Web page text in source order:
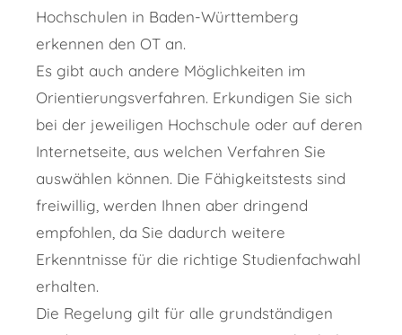
Hochschulen in Baden-Württemberg
erkennen den OT an.
Es gibt auch andere Möglichkeiten im
Orientierungsverfahren. Erkundigen Sie sich
bei der jeweiligen Hochschule oder auf deren
Internetseite, aus welchen Verfahren Sie
auswählen können. Die Fähigkeitstests sind
freiwillig, werden Ihnen aber dringend
empfohlen, da Sie dadurch weitere
Erkenntnisse für die richtige Studienfachwahl
erhalten.
Die Regelung gilt für alle grundständigen